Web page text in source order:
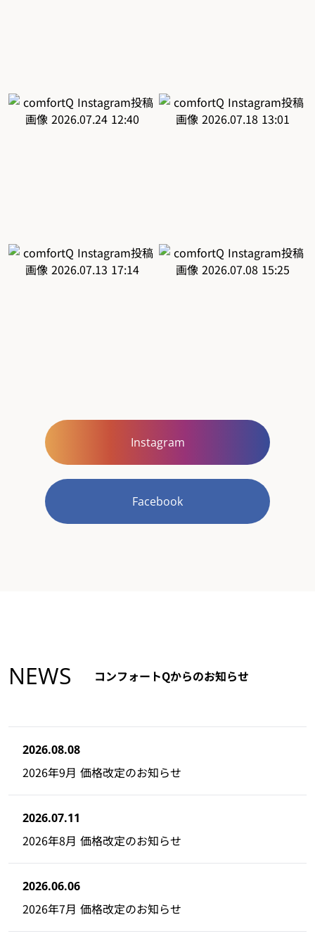
Instagram
Facebook
NEWS コンフォートQからのお知らせ
2026.08.08
2026年9月 価格改定のお知らせ
2026.07.11
2026年8月 価格改定のお知らせ
2026.06.06
2026年7月 価格改定のお知らせ